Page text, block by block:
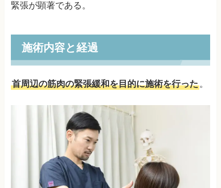
緊張が顕著である。
施術内容と経過
首周辺の筋肉の緊張緩和を目的に施術を行った。